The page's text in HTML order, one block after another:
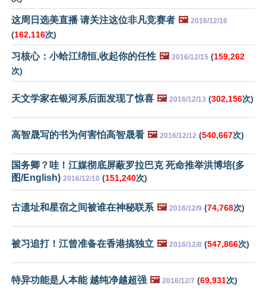
这周日选美直播 请关注这位非凡竞赛者 🖼️ 2016/12/16
(162,116次)
习核心：小蛤江绵恒,收起你的任性 🖼️ 2016/12/15 (159,262
次)
天文学家在银河系后面发现了惊喜 🖼️ 2016/12/13 (302,156次)
高智晟写的书为何害怕高智晟看 🖼️ 2016/12/12 (540,667次)
国务卿？哇！江媒彻底屏蔽罗拉巴克 死命推举洪博培(多
图/English) 2016/12/10 (151,240次)
古遗址和星宿之间被谁在神秘联系 🖼️ 2016/12/9 (74,768次)
被习追打！江曾准备在香港搞独立 🖼️ 2016/12/8 (547,866次)
特异功能是人本能 越纯净越超强 🖼️ 2016/12/7 (69,931次)